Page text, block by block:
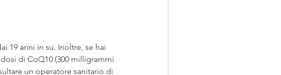
19 anni in su. Inoltre, se hai
di CoQ10 (300 milligrammi
un operatore sanitario di